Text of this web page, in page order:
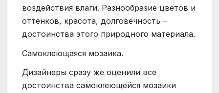
воздействия влаги. Разнообразие цветов и
оттенков, красота, долговечность –
достоинства этого природного материала.
Самоклеющаяся мозаика.
Дизайнеры сразу же оценили все
достоинства самоклеющейся мозаики